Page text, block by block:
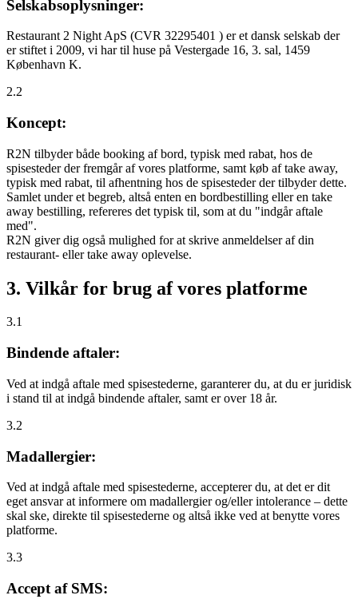
Selskabsoplysninger:
Restaurant 2 Night ApS (CVR 32295401 ) er et dansk selskab der
er stiftet i 2009, vi har til huse på Vestergade 16, 3. sal, 1459
København K.
2.2
Koncept:
R2N tilbyder både booking af bord, typisk med rabat, hos de
spisesteder der fremgår af vores platforme, samt køb af take away,
typisk med rabat, til afhentning hos de spisesteder der tilbyder dette.
Samlet under et begreb, altså enten en bordbestilling eller en take
away bestilling, refereres det typisk til, som at du "indgår aftale
med".
R2N giver dig også mulighed for at skrive anmeldelser af din
restaurant- eller take away oplevelse.
3. Vilkår for brug af vores platforme
3.1
Bindende aftaler:
Ved at indgå aftale med spisestederne, garanterer du, at du er juridisk
i stand til at indgå bindende aftaler, samt er over 18 år.
3.2
Madallergier:
Ved at indgå aftale med spisestederne, accepterer du, at det er dit
eget ansvar at informere om madallergier og/eller intolerance – dette
skal ske, direkte til spisestederne og altså ikke ved at benytte vores
platforme.
3.3
Accept af SMS: